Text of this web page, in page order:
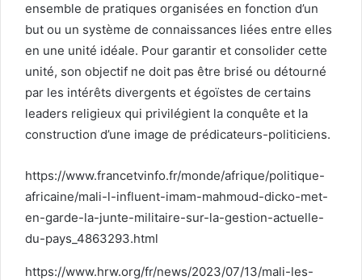
ensemble de pratiques organisées en fonction d’un
but ou un système de connaissances liées entre elles
en une unité idéale. Pour garantir et consolider cette
unité, son objectif ne doit pas être brisé ou détourné
par les intérêts divergents et égoïstes de certains
leaders religieux qui privilégient la conquête et la
construction d’une image de prédicateurs-politiciens.
https://www.francetvinfo.fr/monde/afrique/politique-
africaine/mali-l-influent-imam-mahmoud-dicko-met-
en-garde-la-junte-militaire-sur-la-gestion-actuelle-
du-pays_4863293.html
https://www.hrw.org/fr/news/2023/07/13/mali-les-